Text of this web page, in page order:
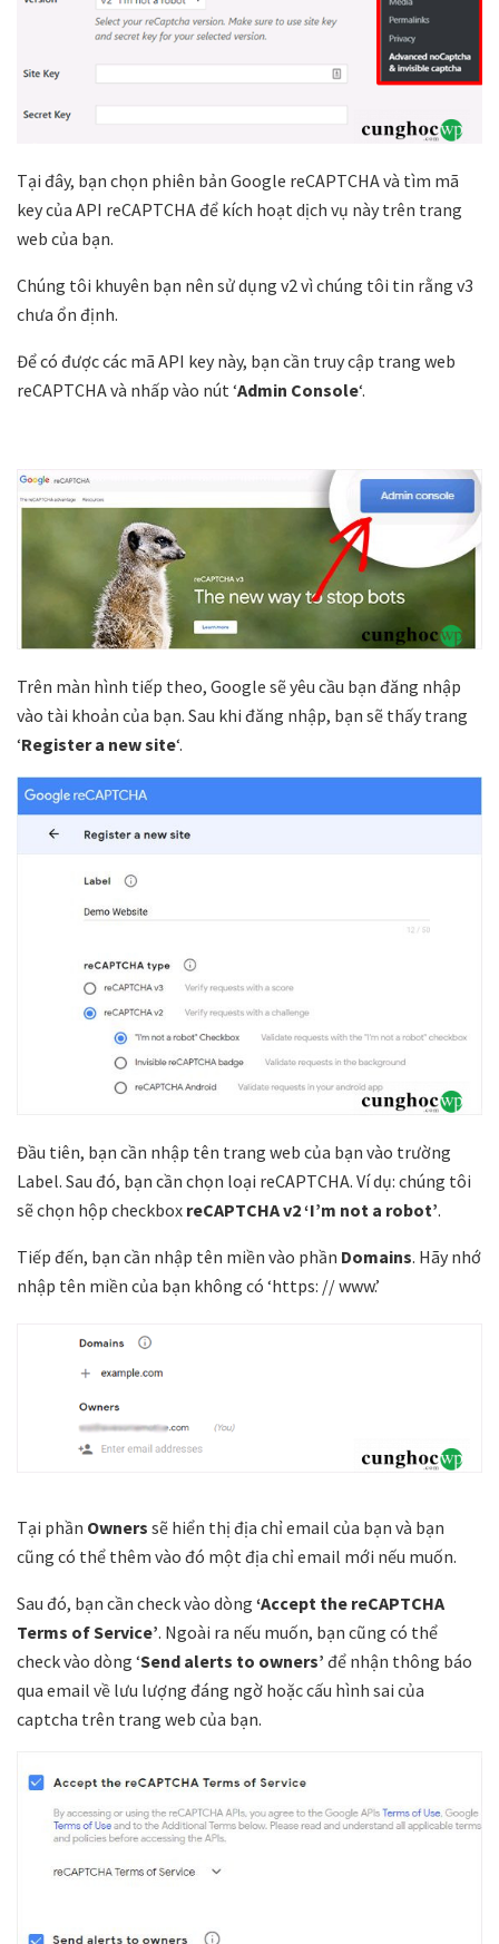
Tại đây, bạn chọn phiên bản Google reCAPTCHA và tìm mã
key của API reCAPTCHA để kích hoạt dịch vụ này trên trang
web của bạn.
Chúng tôi khuyên bạn nên sử dụng v2 vì chúng tôi tin rằng v3
chưa ổn định.
Để có được các mã API key này, bạn cần truy cập trang web
reCAPTCHA và nhấp vào nút ‘Admin Console‘.
Trên màn hình tiếp theo, Google sẽ yêu cầu bạn đăng nhập
vào tài khoản của bạn. Sau khi đăng nhập, bạn sẽ thấy trang
‘Register a new site‘.
Đầu tiên, bạn cần nhập tên trang web của bạn vào trường
Label. Sau đó, bạn cần chọn loại reCAPTCHA. Ví dụ: chúng tôi
sẽ chọn hộp checkbox reCAPTCHA v2 ‘I’m not a robot’.
Tiếp đến, bạn cần nhập tên miền vào phần Domains. Hãy nhớ
nhập tên miền của bạn không có ‘https: // www.’
Tại phần Owners sẽ hiển thị địa chỉ email của bạn và bạn
cũng có thể thêm vào đó một địa chỉ email mới nếu muốn.
Sau đó, bạn cần check vào dòng ‘Accept the reCAPTCHA
Terms of Service’. Ngoài ra nếu muốn, bạn cũng có thể
check vào dòng ‘Send alerts to owners’ để nhận thông báo
qua email về lưu lượng đáng ngờ hoặc cấu hình sai của
captcha trên trang web của bạn.